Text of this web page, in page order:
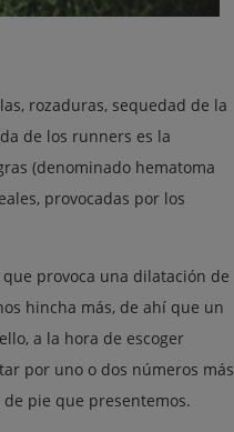
rozaduras, sequedad de la
de los runners es la
(denominado hematoma
provocadas por los
provoca una dilatación de
hincha más, de ahí que un
a la hora de escoger
por uno o dos números más
pie que presentemos.